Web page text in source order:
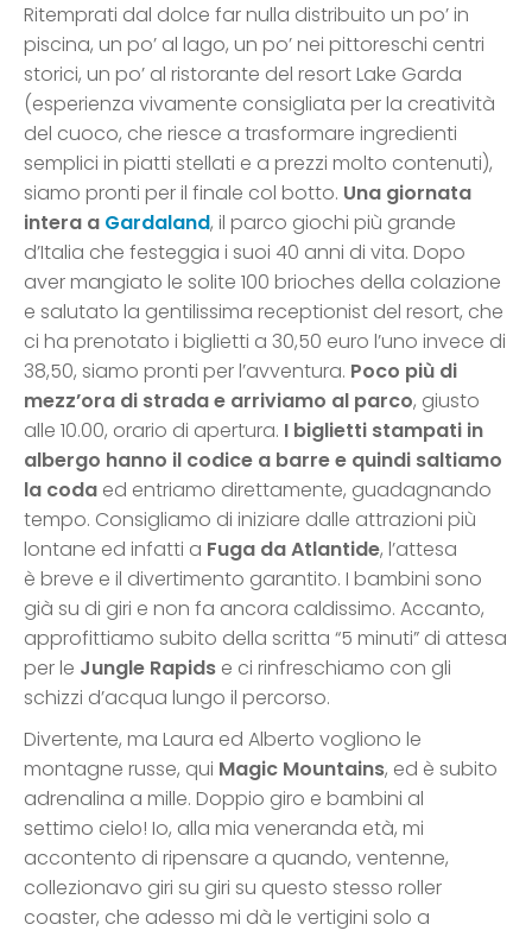
Ritemprati dal dolce far nulla distribuito un po’ in
piscina, un po’ al lago, un po’ nei pittoreschi centri
storici, un po’ al ristorante del resort Lake Garda
(esperienza vivamente consigliata per la creatività
del cuoco, che riesce a trasformare ingredienti
semplici in piatti stellati e a prezzi molto contenuti),
siamo pronti per il finale col botto. Una giornata
intera a Gardaland, il parco giochi più grande
d’Italia che festeggia i suoi 40 anni di vita. Dopo
aver mangiato le solite 100 brioches della colazione
e salutato la gentilissima receptionist del resort, che
ci ha prenotato i biglietti a 30,50 euro l’uno invece di
38,50, siamo pronti per l’avventura. Poco più di
mezz’ora di strada e arriviamo al parco, giusto
alle 10.00, orario di apertura. I biglietti stampati in
albergo hanno il codice a barre e quindi saltiamo
la coda ed entriamo direttamente, guadagnando
tempo. Consigliamo di iniziare dalle attrazioni più
lontane ed infatti a Fuga da Atlantide, l’attesa
è breve e il divertimento garantito. I bambini sono
già su di giri e non fa ancora caldissimo. Accanto,
approfittiamo subito della scritta “5 minuti” di attesa
per le Jungle Rapids e ci rinfreschiamo con gli
schizzi d’acqua lungo il percorso.
Divertente, ma Laura ed Alberto vogliono le
montagne russe, qui Magic Mountains, ed è subito
adrenalina a mille. Doppio giro e bambini al
settimo cielo! Io, alla mia veneranda età, mi
accontento di ripensare a quando, ventenne,
collezionavo giri su giri su questo stesso roller
coaster, che adesso mi dà le vertigini solo a